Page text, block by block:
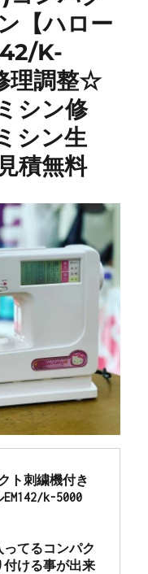
【ハロー
K-
理調整☆
シン修
シン生
積無料
ト刺繍機付き
k-5000
てるコンパク
付ける事が出来